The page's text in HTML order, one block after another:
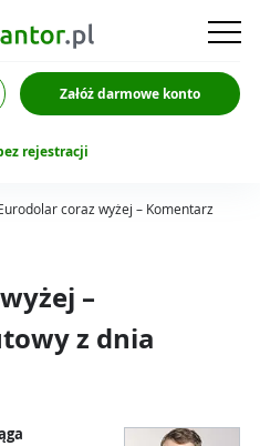
Załóż darmowe konto
rejestracji
coraz wyżej – Komentarz
–
z dnia